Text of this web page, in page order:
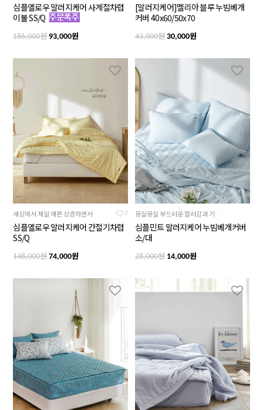
심플옐로우 알러지케어 사계절차렵
이불 SS/Q
186,000원93,000원
[알러지케어]멜리아 블루 누빔베개
커버 40x60/50x70
43,000원 30,000원
2
세상에서 제일 예쁜 상큼하면서도 부드러운 노란색
심플옐로우 알러지케어 간절기차렵
SS/Q
148,000원74,000원
몽실몽실 부드러운 컬러감과 기분까지 상쾌해지는 하늘빛 민트블루
심플민트 알러지케어 누빔베개커버
소/대
28,000원 14,000원